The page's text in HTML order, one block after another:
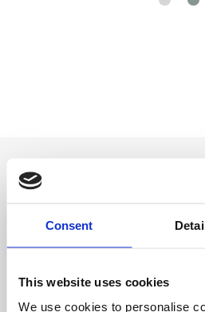
Consent
This website uses cookies
We use cookies to personalise
Seja o
saber
Ofertas especiais, eventos